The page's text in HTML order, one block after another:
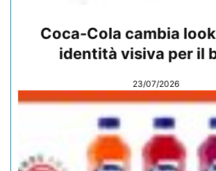
Coca-Cola cambia
identità visiva per il
23/07/2026